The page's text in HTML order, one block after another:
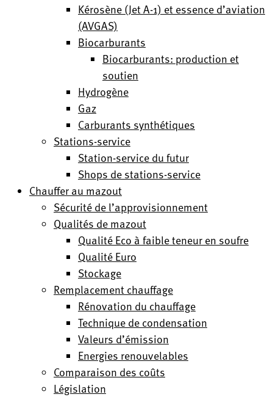
Kérosène (Jet A-1) et essence d’aviation
(AVGAS)
Biocarburants
Biocarburants: production et
soutien
Hydrogène
Gaz
Carburants synthétiques
Stations-service
Station-service du futur
Shops de stations-service
Chauffer au mazout
Sécurité de l’approvisionnement
Qualités de mazout
Qualité Eco à faible teneur en soufre
Qualité Euro
Stockage
Remplacement chauffage
Rénovation du chauffage
Technique de condensation
Valeurs d’émission
Energies renouvelables
Comparaison des coûts
Législation